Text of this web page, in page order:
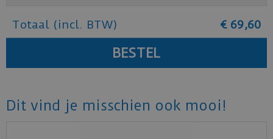
Totaal (incl. BTW) € 69,60
Dit vind je misschien ook mooi!